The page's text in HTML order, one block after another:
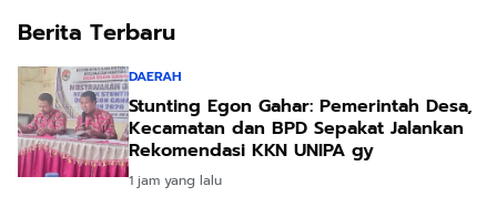
Berita Terbaru
DAERAH
Stunting Egon Gahar: Pemerintah Desa,
Kecamatan dan BPD Sepakat Jalankan
Rekomendasi KKN UNIPA gy
1 jam yang lalu